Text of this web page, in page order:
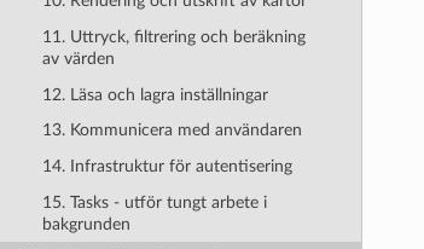
11. Uttryck, filtrering och beräkning
av värden
12. Läsa och lagra inställningar
13. Kommunicera med användaren
14. Infrastruktur för autentisering
15. Tasks - utför tungt arbete i
bakgrunden